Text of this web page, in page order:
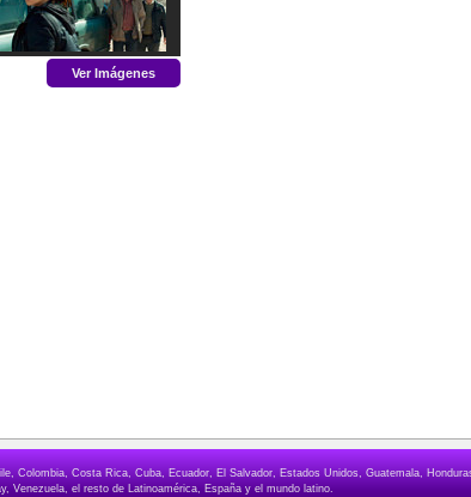
Ver Imágenes
Colombia, Costa Rica, Cuba, Ecuador, El Salvador, Estados Unidos, Guatemala,
Venezuela, el resto de Latinoamérica, España y el mundo latino.